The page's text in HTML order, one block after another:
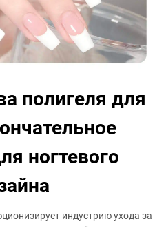
полигеля для
ногтевого
индустрию ухода за